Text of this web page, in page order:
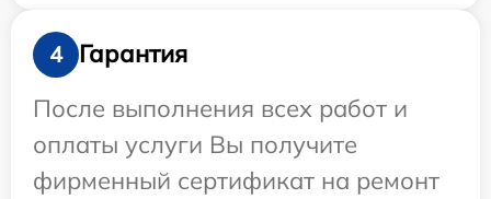
4
Гарантия
После выполнения всех работ и
оплаты услуги Вы получите
фирменный сертификат на ремонт